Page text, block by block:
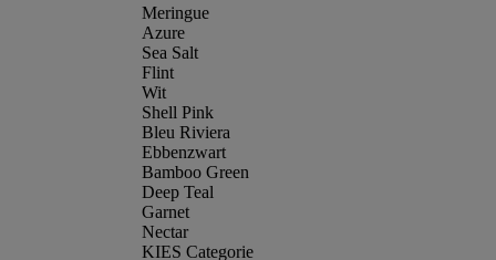
Meringue
Azure
Sea Salt
Flint
Wit
Shell Pink
Bleu Riviera
Ebbenzwart
Bamboo Green
Deep Teal
Garnet
Nectar
KIES Categorie